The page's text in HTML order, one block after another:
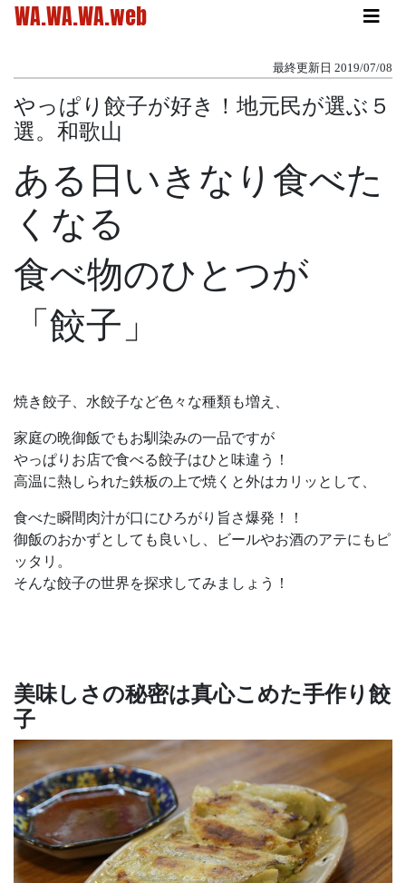
WA.WA.WA.web
最終更新日 2019/07/08
やっぱり餃子が好き！地元民が選ぶ５
選。和歌山
ある日いきなり食べた
くなる
食べ物のひとつが
「餃子」
焼き餃子、水餃子など色々な種類も増え、
家庭の晩御飯でもお馴染みの一品ですが
やっぱりお店で食べる餃子はひと味違う！
高温に熱しられた鉄板の上で焼くと外はカリッとして、
食べた瞬間肉汁が口にひろがり旨さ爆発！！
御飯のおかずとしても良いし、ビールやお酒のアテにもピ
ッタリ。
そんな餃子の世界を探求してみましょう！
美味しさの秘密は真心こめた手作り餃
子